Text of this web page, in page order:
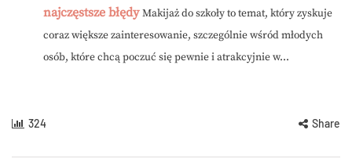
najczęstsze błędy Makijaż do szkoły to temat, który zyskuje
coraz większe zainteresowanie, szczególnie wśród młodych
osób, które chcą poczuć się pewnie i atrakcyjnie w...
324 Share